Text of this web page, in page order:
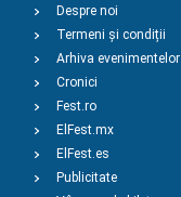
Despre noi
Termeni și condiții
Arhiva evenimentelor
Cronici
Fest.ro
ElFest.mx
ElFest.es
Publicitate